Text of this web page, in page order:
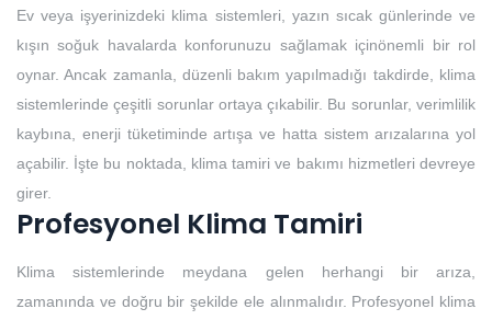
Ev veya işyerinizdeki klima sistemleri, yazın sıcak günlerinde ve
kışın soğuk havalarda konforunuzu sağlamak içinönemli bir rol
oynar. Ancak zamanla, düzenli bakım yapılmadığı takdirde, klima
sistemlerinde çeşitli sorunlar ortaya çıkabilir. Bu sorunlar, verimlilik
kaybına, enerji tüketiminde artışa ve hatta sistem arızalarına yol
açabilir. İşte bu noktada, klima tamiri ve bakımı hizmetleri devreye
girer.
Profesyonel Klima Tamiri
Klima sistemlerinde meydana gelen herhangi bir arıza,
zamanında ve doğru bir şekilde ele alınmalıdır. Profesyonel klima